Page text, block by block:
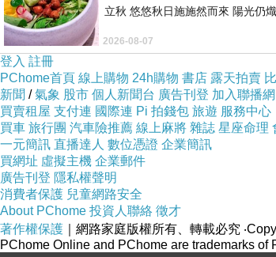
立秋 悠悠秋日施施然而來 陽光仍
2026-08-07
登入 註冊
PChome首頁 線上購物 24h購物 書店 露天拍賣
新聞 /氣象 股市 個人新聞台 廣告刊登 加入聯播網
買賣租屋 支付連 國際連 Pi 拍錢包 旅遊 服務中心
買車 旅行團 汽車險推薦 線上麻將 雜誌 星座命理
一元簡訊 直播達人 數位憑證 企業簡訊
買網址 虛擬主機 企業郵件
廣告刊登 隱私權聲明
消費者保護 兒童網路安全
About PChome 投資人聯絡 徵才
著作權保護 ｜網路家庭版權所有、轉載必究
PChome Online and PChome are trademarks of